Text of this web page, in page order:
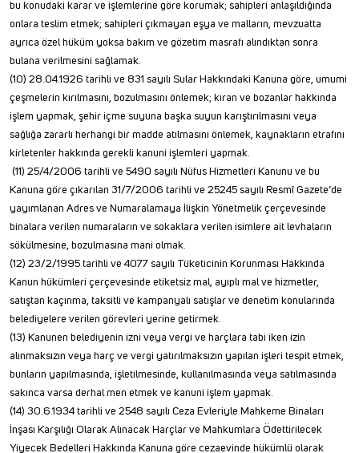
bu konudaki karar ve işlemlerine göre korumak; sahipleri anlaşıldığında
onlara teslim etmek; sahipleri çıkmayan eşya ve malların, mevzuatta
ayrıca özel hüküm yoksa bakım ve gözetim masrafı alındıktan sonra
bulana verilmesini sağlamak.
(10) 28.04.1926 tarihli ve 831 sayılı Sular Hakkındaki Kanuna göre, umumi
çeşmelerin kırılmasını, bozulmasını önlemek; kıran ve bozanlar hakkında
işlem yapmak, şehir içme suyuna başka suyun karıştırılmasını veya
sağlığa zararlı herhangi bir madde atılmasını önlemek, kaynakların etrafını
kirletenler hakkında gerekli kanuni işlemleri yapmak.
(11) 25/4/2006 tarihli ve 5490 sayılı Nüfus Hizmetleri Kanunu ve bu
Kanuna göre çıkarılan 31/7/2006 tarihli ve 25245 sayılı Resmî Gazete’de
yayımlanan Adres ve Numaralamaya İlişkin Yönetmelik çerçevesinde
binalara verilen numaraların ve sokaklara verilen isimlere ait levhaların
sökülmesine, bozulmasına mani olmak.
(12) 23/2/1995 tarihli ve 4077 sayılı Tüketicinin Korunması Hakkında
Kanun hükümleri çerçevesinde etiketsiz mal, ayıplı mal ve hizmetler,
satıştan kaçınma, taksitli ve kampanyalı satışlar ve denetim konularında
belediyelere verilen görevleri yerine getirmek.
(13) Kanunen belediyenin izni veya vergi ve harçlara tabi iken izin
alınmaksızın veya harç ve vergi yatırılmaksızın yapılan işleri tespit etmek,
bunların yapılmasında, işletilmesinde, kullanılmasında veya satılmasında
sakınca varsa derhal men etmek ve kanuni işlem yapmak.
(14) 30.6.1934 tarihli ve 2548 sayılı Ceza Evleriyle Mahkeme Binaları
İnşası Karşılığı Olarak Alınacak Harçlar ve Mahkumlara Ödettirilecek
Yiyecek Bedelleri Hakkında Kanuna göre cezaevinde hükümlü olarak